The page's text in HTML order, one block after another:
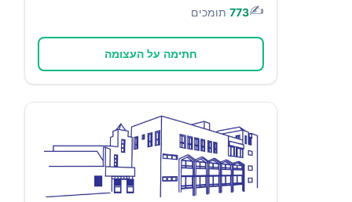
✍️
773 תומכים
חתימה על העצומה